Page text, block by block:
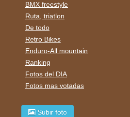
BMX freestyle
Ruta, triatlon
De todo
Retro Bikes
Enduro-All mountain
Ranking
Fotos del DIA
Fotos mas votadas
Subir foto